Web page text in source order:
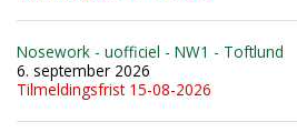
Nosework - uofficiel - NW1 - Toftlund
6. september 2026
Tilmeldingsfrist 15-08-2026